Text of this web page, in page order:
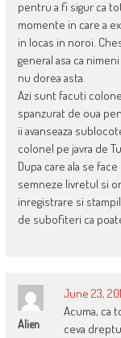
pentru a fi sigur ca
momente in care a
in locas in noroi.
general asa ca
nu dorea asta.
Azi sunt facuti
spanzurat de oua
ii avanseaza
colonel pe javra de
Dupa care ala se
semneze livretul si
inregistrare si
de subofiteri ca
Alien
June 23,
Acuma, ca
ceva